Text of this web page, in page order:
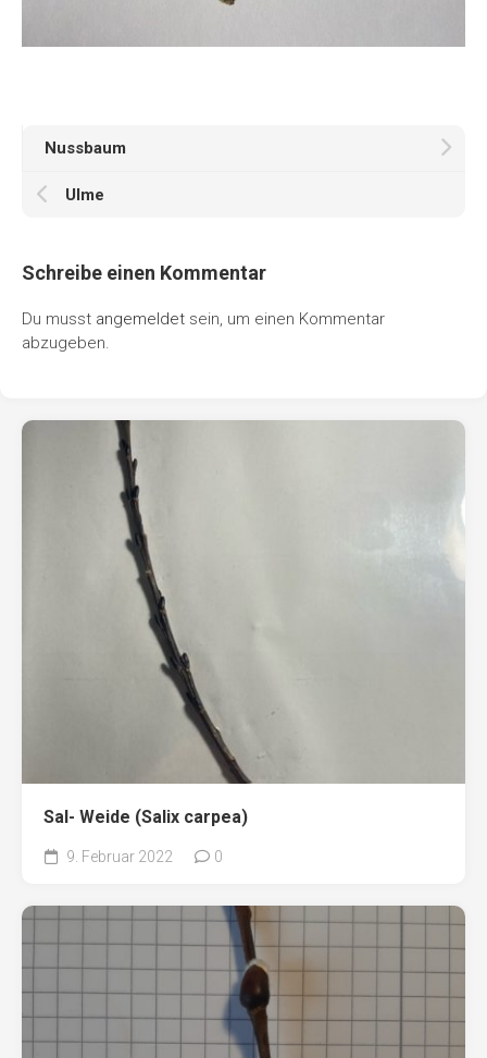
Nussbaum
Ulme
Schreibe einen Kommentar
Du musst angemeldet sein, um einen Kommentar
abzugeben.
Sal- Weide (Salix carpea)
9. Februar 2022 0